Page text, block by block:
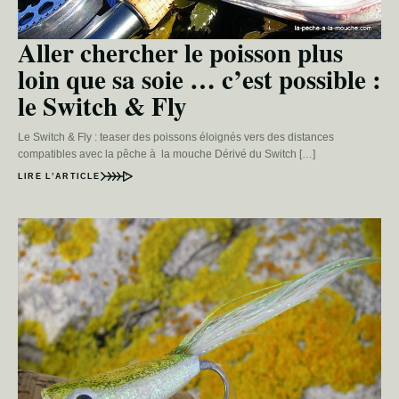
Aller chercher le poisson plus
loin que sa soie … c’est possible :
le Switch & Fly
Le Switch & Fly : teaser des poissons éloignés vers des distances
compatibles avec la pêche à la mouche Dérivé du Switch […]
LIRE L’ARTICLE